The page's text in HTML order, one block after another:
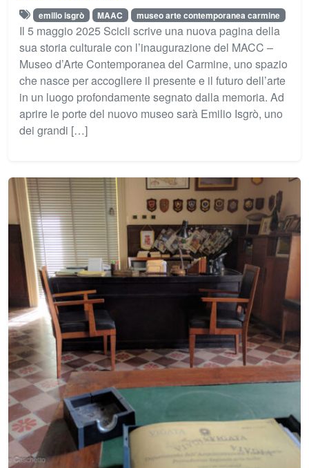
emilio isgrò MAAC museo arte contemporanea carmine
Il 5 maggio 2025 Scicli scrive una nuova pagina della
sua storia culturale con l’inaugurazione del MACC –
Museo d’Arte Contemporanea del Carmine, uno spazio
che nasce per accogliere il presente e il futuro dell’arte
in un luogo profondamente segnato dalla memoria. Ad
aprire le porte del nuovo museo sarà Emilio Isgrò, uno
dei grandi […]